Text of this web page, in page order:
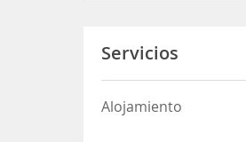
Servicios
Alojamiento